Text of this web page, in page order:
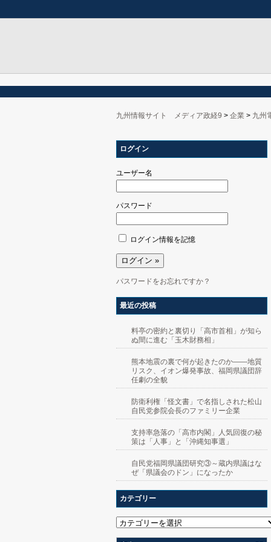
九州情報サイト メディア政経9 > 企業 > 九州
ログイン
ユーザー名
パスワード
ログイン情報を記憶
パスワードをお忘れですか？
最近の投稿
料亭の密約と裏切り「高市首相」が知ら
ぬ間に進む「玉木財務相」
熊本地震の裏で何が起きたのか――地質
リスク、イオン爆発事故、福岡県議団辞
任劇の全貌
防衛利権「怪文書」で名指しされた松山
自民党参院会長のファミリー企業
支持率急落の「高市内閣」人気回復の秘
策は「人事」と「沖縄知事選」
自民党福岡県議団研究③～蔵内県議はな
ぜ「県議会のドン」になったか
カテゴリー